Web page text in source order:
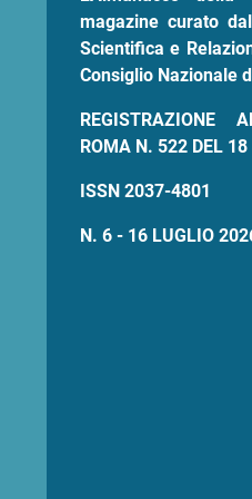
magazine curato
Scientifica e
Consiglio Nazionale
REGISTRAZIONE
ROMA N. 522 DEL
ISSN 2037-4801
N. 6 - 16 LUGLIO